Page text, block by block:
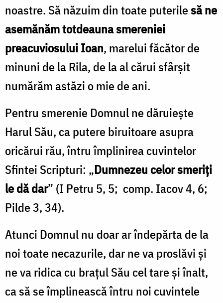
noastre. Să năzuim din toate puterilesă ne
asemănăm totdeauna smereniei
preacuviosului Ioan, marelui făcător de
minuni de la Rila, de la al cărui sfârşit
numărăm astăzi o mie de ani.
Pentru smerenie Domnul ne dăruieşte
Harul Său, ca putere biruitoare asupra
oricărui rău, întru împlinirea cuvintelor
Sfintei Scripturi: „Dumnezeu celor smeriţi
le dă dar” (I Petru 5, 5; comp. Iacov 4, 6;
Pilde 3, 34).
Atunci Domnul nu doar ar îndepărta de la
noi toate necazurile, dar ne va proslăvi şi
ne va ridica cu braţul Său cel tare şi înalt,
ca să se împlinească întru noi cuvintele